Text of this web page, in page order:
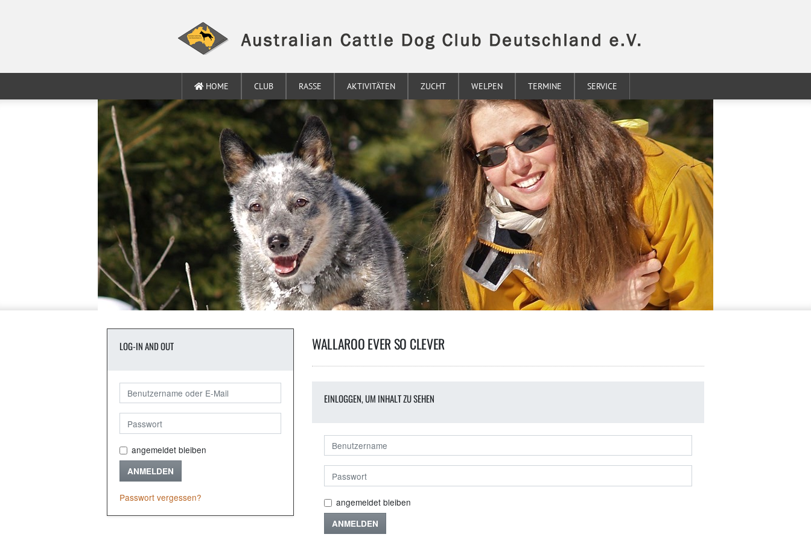
HOME CLUB RASSE AKTIVITÄTEN ZUCHT WELPEN TERMINE SERVICE
LOG-IN AND OUT
angemeldet bleiben
ANMELDEN
Passwort vergessen?
WALLAROO EVER SO CLEVER
EINLOGGEN, UM INHALT ZU SEHEN
angemeldet bleiben
ANMELDEN